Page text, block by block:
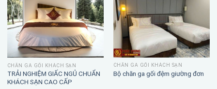
CHĂN GA GỐI KHÁCH SẠN
TRẢI NGHIỆM GIẤC NGỦ CHUẨN
KHÁCH SẠN CAO CẤP
CHĂN GA GỐI KHÁCH SẠN
Bộ chăn ga gối đệm giường đơn